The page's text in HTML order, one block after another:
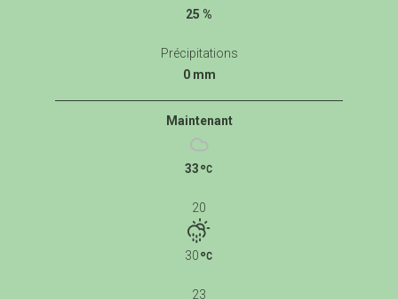
25 %
Précipitations
0 mm
Maintenant
33
20
30
23